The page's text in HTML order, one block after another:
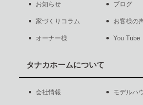
お知らせ ブログ
家づくりコラム お客様の
オーナー様 You Tube
タナカホームについて
会社情報 モデルハ